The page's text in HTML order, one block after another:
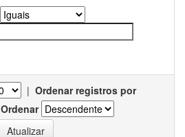
| Ordenar registros por
Ordenar